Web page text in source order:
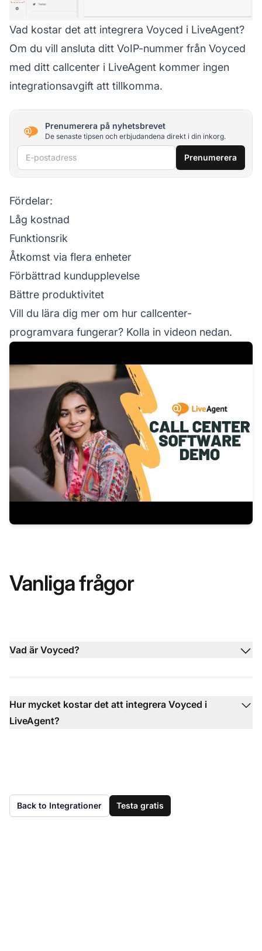
Vad kostar det att integrera Voyced i LiveAgent?
Om du vill ansluta ditt VoIP-nummer från Voyced
med ditt callcenter i LiveAgent kommer ingen
integrationsavgift att tillkomma.
Prenumerera på nyhetsbrevet
De senaste tipsen och erbjudandena direkt i din inkorg.
E-postadress Prenumerera
Fördelar:
Låg kostnad
Funktionsrik
Åtkomst via flera enheter
Förbättrad kundupplevelse
Bättre produktivitet
Vill du lära dig mer om hur callcenter-
programvara fungerar? Kolla in videon nedan.
Vanliga frågor
Vad är Voyced?
Hur mycket kostar det att integrera Voyced i
LiveAgent?
Back to Integrationer Testa gratis